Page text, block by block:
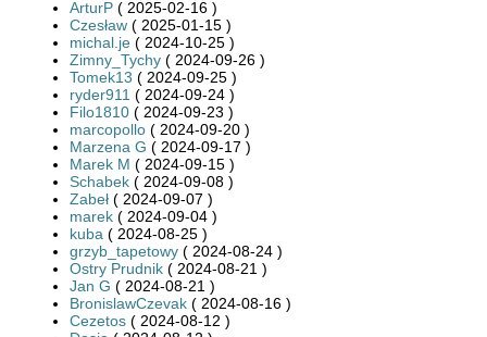
ArturP ( 2025-02-16 )
Czesław ( 2025-01-15 )
michal.je ( 2024-10-25 )
Zimny_Tychy ( 2024-09-26 )
Tomek13 ( 2024-09-25 )
ryder911 ( 2024-09-24 )
Filo1810 ( 2024-09-23 )
marcopollo ( 2024-09-20 )
Marzena G ( 2024-09-17 )
Marek M ( 2024-09-15 )
Schabek ( 2024-09-08 )
Zabeł ( 2024-09-07 )
marek ( 2024-09-04 )
kuba ( 2024-08-25 )
grzyb_tapetowy ( 2024-08-24 )
Ostry Prudnik ( 2024-08-21 )
Jan G ( 2024-08-21 )
BronislawCzevak ( 2024-08-16 )
Cezetos ( 2024-08-12 )